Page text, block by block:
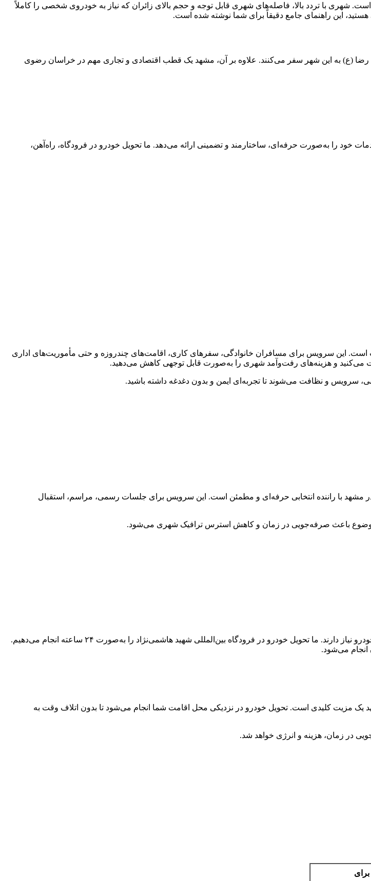
شهری با تردد بالا، فاصله‌های شهری قابل توجه و حجم بالای زائران که نیاز به خودروی شخصی را کاملاً
این راهنمای جامع دقیقاً برای شما نوشته شده است.
رضا (ع) به این شهر سفر می‌کنند. علاوه بر آن، مشهد یک قطب اقتصادی و تجاری مهم در خراسان رضوی
را به‌صورت حرفه‌ای، ساختارمند و تضمینی ارائه می‌دهد. ما تحویل خودرو در فرودگاه، راه‌آهن،
است. این سرویس برای مسافران خانوادگی، سفرهای کاری، اقامت‌های چندروزه و حتی مأموریت‌های اداری
می‌کنید و هزینه‌های رفت‌وآمد شهری را به‌صورت قابل توجهی کاهش می‌دهید.
سرویس و نظافت می‌شوند تا تجربه‌ای ایمن و بدون دغدغه داشته باشید.
در مشهد با راننده انتخابی حرفه‌ای و مطمئن است. این سرویس برای جلسات رسمی، مراسم، استقبال
باعث صرفه‌جویی در زمان و کاهش استرس ترافیک شهری می‌شود.
خدمات اجاره خودرو فرودگاه مشهد برای مسافرانی طراحی شده که بلافاصله پس از ورود، به خودرو نیاز دارند. ما تحویل خودرو در فرودگاه بین‌المللی شهید هاشمی‌نژاد را به‌صورت ۲۴ ساعته انجام می‌دهیم.
انجام می‌شود.
یک مزیت کلیدی است. تحویل خودرو در نزدیکی محل اقامت شما انجام می‌شود تا بدون اتلاف وقت به
در زمان، هزینه و انرژی خواهد شد.